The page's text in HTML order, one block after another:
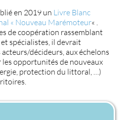
en 2019 un Livre Blanc
« Nouveau Marémoteur« .
de coopération rassemblant
spécialistes, il devrait
décideurs, aux échelons
les opportunités de nouveaux
protection du littoral, …)